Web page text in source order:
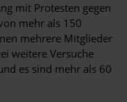
mit Protesten gegen
mehr als 150
mehrere Mitglieder
weitere Versuche
es sind mehr als 60